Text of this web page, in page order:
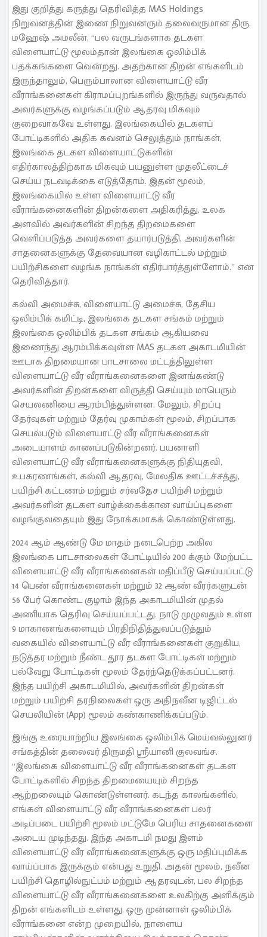
இது குறித்து கருத்து தெரிவித்த MAS Holdings
நிறுவனத்தின் இணை நிறுவனரும் தலைவருமான திரு.
மஹேஷ் அமலீன், “பல வருடங்களாக தடகள
விளையாட்டு மூலம்தான் இலங்கை ஒலிம்பிக்
பதக்கங்களை வென்றது. அதற்கான திறன் எங்களிடம்
இருந்தாலும், பெரும்பாலான விளையாட்டு வீர
வீராங்கனைகள் கிராமப்புறங்களில் இருந்து வருவதால்
அவர்களுக்கு வழங்கப்படும் ஆதரவு மிகவும்
குறைவாகவே உள்ளது. இலங்கையில் தடகளப்
போட்டிகளில் அதிக கவனம் செலுத்தும் நாங்கள்,
இலங்கை தடகள விளையாட்டுகளின்
எதிர்காலத்திற்காக மிகவும் பயனுள்ள முதலீட்டைச்
செய்ய நடவடிக்கை எடுத்தோம். இதன் மூலம்,
இலங்கையில் உள்ள விளையாட்டு வீர
வீராங்கனைகளின் திறன்களை அதிகரித்து, உலக
அளவில் அவர்களின் சிறந்த திறமைகளை
வெளிப்படுத்த அவர்களை தயார்படுத்தி, அவர்களின்
சாதனைகளுக்கு தேவையான வழிகாட்டல் மற்றும்
பயிற்சிகளை வழங்க நாங்கள் எதிர்பார்த்துள்ளோம்.” என
தெரிவித்தார்.
கல்வி அமைச்சு, விளையாட்டு அமைச்சு, தேசிய
ஒலிம்பிக் கமிட்டி, இலங்கை தடகள சங்கம் மற்றும்
இலங்கை ஒலிம்பிக் தடகள சங்கம் ஆகியவை
இணைந்து ஆரம்பிக்கவுள்ள MAS தடகள அகாடமியின்
ஊடாக திறமையான பாடசாலை மட்டத்திலுள்ள
விளையாட்டு வீர வீராங்கனைகளை இனங்கண்டு
அவர்களின் திறன்களை விருத்தி செய்யும் மாபெரும்
செயலணியை ஆரம்பித்துள்ளன. மேலும், சிறப்பு
தேர்வுகள் மற்றும் தேர்வு முகாம்கள் மூலம், சிறப்பாக
செயல்படும் விளையாட்டு வீர வீராங்கனைகள்
அடையாளம் காணப்படுகின்றனர். பயனாளி
விளையாட்டு வீர வீராங்கனைகளுக்கு நிதியுதவி,
உபகரணங்கள், கல்வி ஆதரவு, மேலதிக ஊட்டச்சத்து,
பயிற்சி கட்டணம் மற்றும் சர்வதேச பயிற்சி மற்றும்
அவர்களின் தடகள வாழ்க்கைக்கான வாய்ப்புகளை
வழங்குவதையும் இது நோக்கமாகக் கொண்டுள்ளது.
2024 ஆம் ஆண்டு மே மாதம் நடைபெற்ற அகில
இலங்கை பாடசாலைகள் போட்டியில் 200 க்கும் மேற்பட்ட
விளையாட்டு வீர வீராங்கனைகள் மதிப்பீடு செய்யப்பட்டு
14 பெண் வீராங்கனைகள் மற்றும் 32 ஆண் வீரர்களுடன்
56 பேர் கொண்ட குழாம் இந்த அகாடமியின் முதல்
அணியாக தெரிவு செய்யப்பட்டது. நாடு முழுவதும் உள்ள
9 மாகாணங்களையும் பிரதிநிதித்துவப்படுத்தும்
வகையில் விளையாட்டு வீர வீராங்கனைகள் குறுகிய,
நடுத்தர மற்றும் நீண்ட தூர தடகள போட்டிகள் மற்றும்
பல்வேறு போட்டிகள் மூலம் தேர்ந்தெடுக்கப்பட்டனர்.
இந்த பயிற்சி அகாடமியில், அவர்களின் திறன்கள்
மற்றும் பயிற்சி தரநிலைகள் ஒரு அதிநவீன டிஜிட்டல்
செயலியின் (App) மூலம் கண்காணிக்கப்படும்.
இங்கு உரையாற்றிய இலங்கை ஒலிம்பிக் மெய்வல்லுனர்
சங்கத்தின் தலைவர் திருமதி ஸ்ரீயானி குலவங்ச.
“இலங்கை விளையாட்டு வீர வீராங்கனைகள் தடகள
போட்டிகளில் சிறந்த திறமையையும் சிறந்த
ஆற்றலையும் கொண்டுள்ளனர். கடந்த காலங்களில்,
எங்கள் விளையாட்டு வீர வீராங்கனைகள் பலர்
அடிப்படை பயிற்சி மூலம் மட்டுமே பெரிய சாதனைகளை
அடைய முடிந்தது. இந்த அகாடமி நமது இளம்
விளையாட்டு வீர வீராங்கனைகளுக்கு ஒரு மதிப்புமிக்க
வாய்ப்பாக இருக்கும் என்பது உறுதி. அதன் மூலம், நவீன
பயிற்சி தொழில்நுட்பம் மற்றும் ஆதரவுடன், பல சிறந்த
விளையாட்டு வீர வீராங்கனைகளை உலகிற்கு அளிக்கும்
திறன் எங்களிடம் உள்ளது. ஒரு முன்னாள் ஒலிம்பிக்
வீராங்கனை என்ற முறையில், நாளைய